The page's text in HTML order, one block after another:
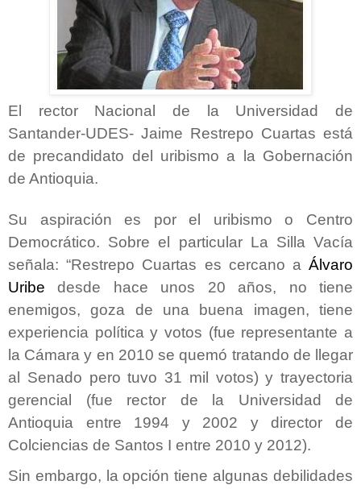
El rector Nacional de la Universidad de
Santander-UDES- Jaime Restrepo Cuartas está
de precandidato del uribismo a la Gobernación
de Antioquia.
Su aspiración es por el uribismo o Centro
Democrático. Sobre el particular La Silla Vacía
señala:“Restrepo Cuartas es cercano aÁlvaro
Uribe desde hace unos 20 años, no tiene
enemigos, goza de una buena imagen, tiene
experiencia política y votos (fue representante a
la Cámara y en 2010 se quemó tratando de llegar
al Senado pero tuvo 31 mil votos) y trayectoria
gerencial (fue rector de la Universidad de
Antioquia entre 1994 y 2002 y director de
Colciencias de Santos I entre 2010 y 2012).
Sin embargo, la opción tiene algunas debilidades